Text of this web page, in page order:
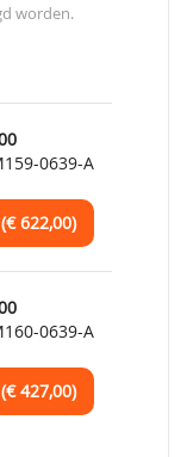
worden.
0639-A
622,00)
0639-A
427,00)